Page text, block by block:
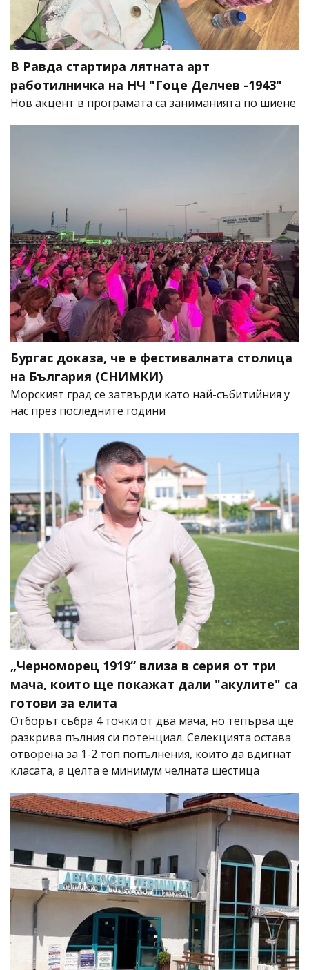
В Равда стартира лятната арт
работилничка на НЧ "Гоце Делчев -1943"
Нов акцент в програмата са заниманията по шиене
Бургас доказа, че е фестивалната столица
на България (СНИМКИ)
Морският град се затвърди като най-събитийния у
нас през последните години
„Черноморец 1919“ влиза в серия от три
мача, които ще покажат дали "акулите" са
готови за елита
Отборът събра 4 точки от два мача, но тепърва ще
разкрива пълния си потенциал. Селекцията остава
отворена за 1-2 топ попълнения, които да вдигнат
класата, а целта е минимум челната шестица